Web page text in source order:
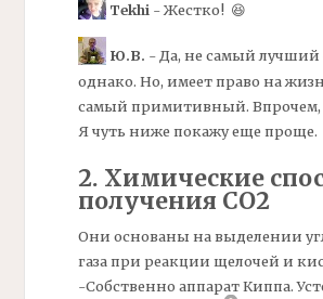
Tekhi- Жестко! 😆
Ю.В. - Да, не самый лучший
однако. Но, имеет право на
самый примитивный. Впрочем,
Я чуть ниже покажу еще проще.
2. Химические
получения СО2
Они основаны на выделении
газа при реакции щелочей и
-Собственно аппарат Киппа.